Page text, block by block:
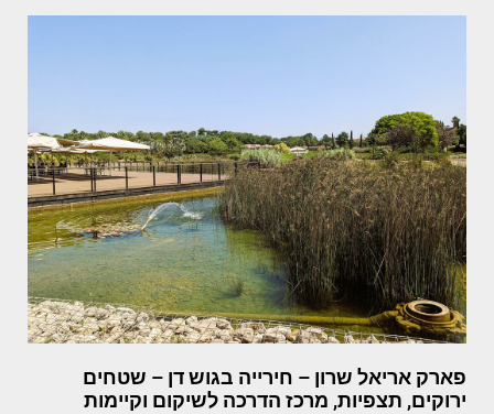
פארק אריאל שרון – חירייה בגוש דן – שטחים
ירוקים, תצפיות, מרכז הדרכה לשיקום וקיימות